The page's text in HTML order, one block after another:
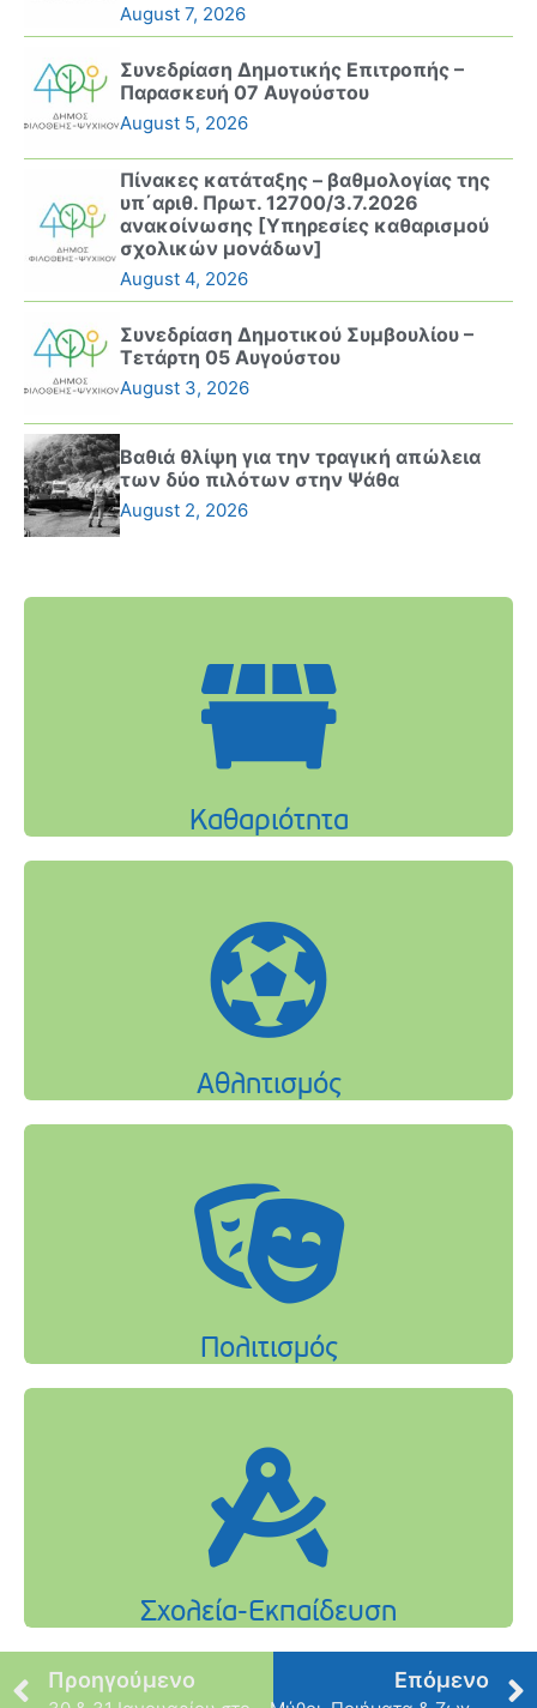
August 7, 2026
Συνεδρίαση Δημοτικής Επιτροπής –
Παρασκευή 07 Αυγούστου
August 5, 2026
Πίνακες κατάταξης – βαθμολογίας της
υπ΄αριθ. Πρωτ. 12700/3.7.2026
ανακοίνωσης [Υπηρεσίες καθαρισμού
σχολικών μονάδων]
August 4, 2026
Συνεδρίαση Δημοτικού Συμβουλίου –
Τετάρτη 05 Αυγούστου
August 3, 2026
Βαθιά θλίψη για την τραγική απώλεια
των δύο πιλότων στην Ψάθα
August 2, 2026
Προηγούμενο Επόμενο